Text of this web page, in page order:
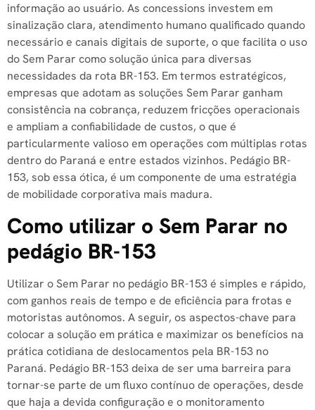
informação ao usuário. As concessions investem em
sinalização clara, atendimento humano qualificado quando
necessário e canais digitais de suporte, o que facilita o uso
do Sem Parar como solução única para diversas
necessidades da rota BR-153. Em termos estratégicos,
empresas que adotam as soluções Sem Parar ganham
consistência na cobrança, reduzem fricções operacionais
e ampliam a confiabilidade de custos, o que é
particularmente valioso em operações com múltiplas rotas
dentro do Paraná e entre estados vizinhos. Pedágio BR-
153, sob essa ótica, é um componente de uma estratégia
de mobilidade corporativa mais madura.
Como utilizar o Sem Parar no
pedágio BR-153
Utilizar o Sem Parar no pedágio BR-153 é simples e rápido,
com ganhos reais de tempo e de eficiência para frotas e
motoristas autônomos. A seguir, os aspectos-chave para
colocar a solução em prática e maximizar os benefícios na
prática cotidiana de deslocamentos pela BR-153 no
Paraná. Pedágio BR-153 deixa de ser uma barreira para
tornar-se parte de um fluxo contínuo de operações, desde
que haja a devida configuração e o monitoramento